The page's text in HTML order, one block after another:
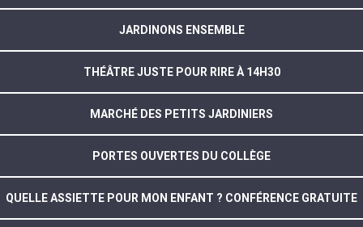
JARDINONS ENSEMBLE
THÉÂTRE JUSTE POUR RIRE À 14H30
MARCHÉ DES PETITS JARDINIERS
PORTES OUVERTES DU COLLÈGE
QUELLE ASSIETTE POUR MON ENFANT ? CONFÉRENCE GRATUITE